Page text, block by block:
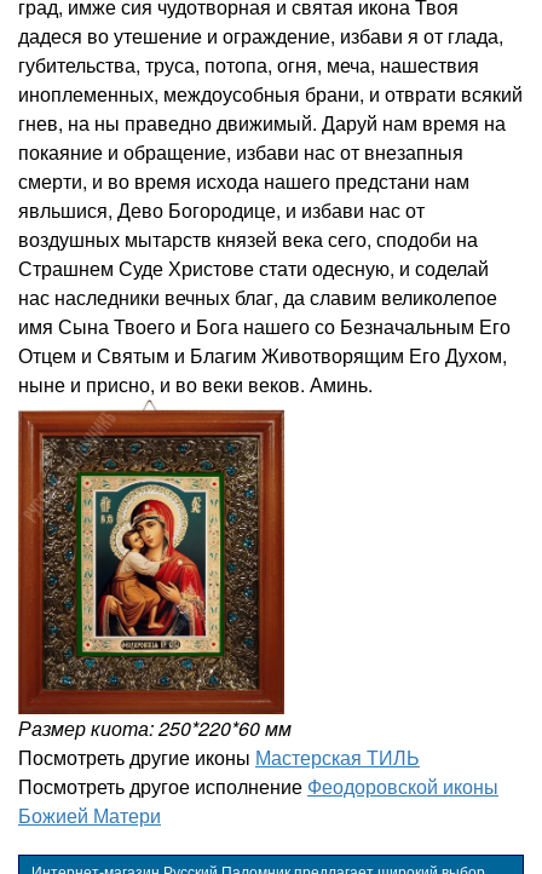
град, имже сия чудотворная и святая икона Твоя
дадеся во утешение и ограждение, избави я от глада,
губительства, труса, потопа, огня, меча, нашествия
иноплеменных, междоусобныя брани, и отврати всякий
гнев, на ны праведно движимый. Даруй нам время на
покаяние и обращение, избави нас от внезапныя
смерти, и во время исхода нашего предстани нам
явльшися, Дево Богородице, и избави нас от
воздушных мытарств князей века сего, сподоби на
Страшнем Суде Христове стати одесную, и соделай
нас наследники вечных благ, да славим великолепое
имя Сына Твоего и Бога нашего со Безначальным Его
Отцем и Святым и Благим Животворящим Его Духом,
ныне и присно, и во веки веков. Аминь.
Размер киота: 250*220*60 мм
Посмотреть другие иконы Мастерская ТИЛЬ
Посмотреть другое исполнение Феодоровской иконы
Божией Матери